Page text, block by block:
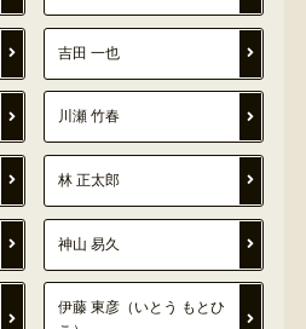
吉田 一也
川瀬 竹春
林 正太郎
神山 易久
伊藤 東彦（いとう もとひ